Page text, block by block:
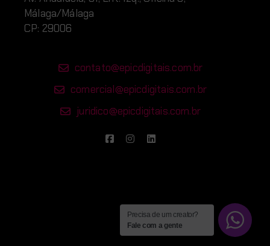
Málaga/Málaga
CP: 29006
contato@epicdigitais.com.br
comercial@epicdigitais.com.br
juridico@epicdigitais.com.br
Precisa de um creator?
Fale com a gente